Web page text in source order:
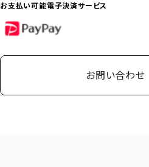
お支払い可能電子決済サービス
PayPay
お問い合わせ